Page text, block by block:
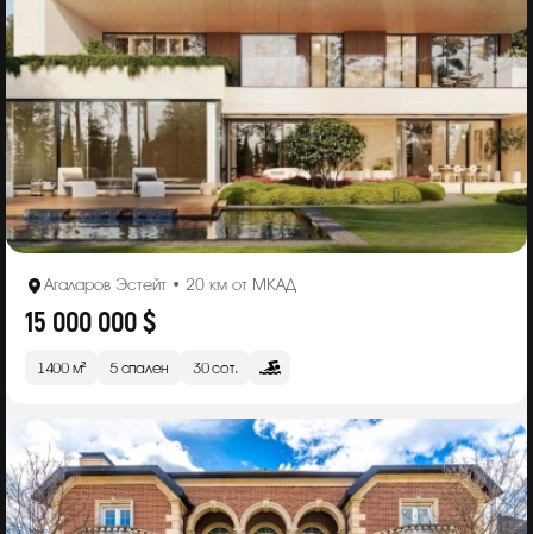
Агаларов Эстейт • 20 км от МКАД
15 000 000 $
1400 м² 5 спален 30 сот.